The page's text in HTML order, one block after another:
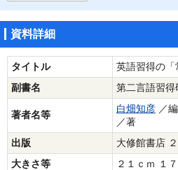
資料詳細
タイトル
英語習得の「
副書名
第二言語習得
著者名等
白畑知彦 ／
／著
出版
大修館書店
大きさ等
２１ｃｍ １